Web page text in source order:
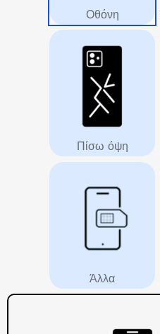
Οθόνη
Πίσω όψη
Άλλα